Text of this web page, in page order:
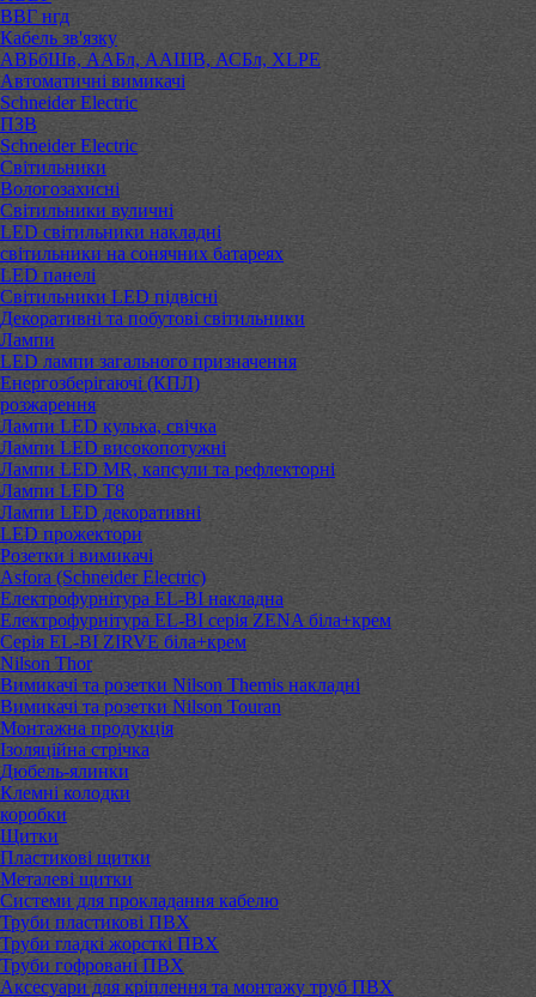
ВВГ нгд
Кабель зв'язку
АВБбШв, ААБл, ААШВ, АСБл, XLPE
Автоматичні вимикачі
Schneider Electric
ПЗВ
Schneider Electric
Світильники
Вологозахисні
Світильники вуличні
LED світильники накладні
світильники на сонячних батареях
LED панелі
Світильники LED підвісні
Декоративні та побутові світильники
Лампи
LED лампи загального призначення
Енергозберігаючі (КПЛ)
розжарення
Лампи LED кулька, свічка
Лампи LED високопотужні
Лампи LED MR, капсули та рефлекторні
Лампи LED Т8
Лампи LED декоративні
LED прожектори
Розетки і вимикачі
Asfora (Schneider Electric)
Електрофурнітура EL-BI накладна
Електрофурнітура EL-BI серія ZENA біла+крем
Серія EL-BI ZIRVE біла+крем
Nilson Thor
Вимикачі та розетки Nilson Themis накладні
Вимикачі та розетки Nilson Touran
Монтажна продукція
Ізоляційна стрічка
Дюбель-ялинки
Клемні колодки
коробки
Щитки
Пластикові щитки
Металеві щитки
Системи для прокладання кабелю
Труби пластикові ПВХ
Труби гладкі жорсткі ПВХ
Труби гофровані ПВХ
Аксесуари для кріплення та монтажу труб ПВХ